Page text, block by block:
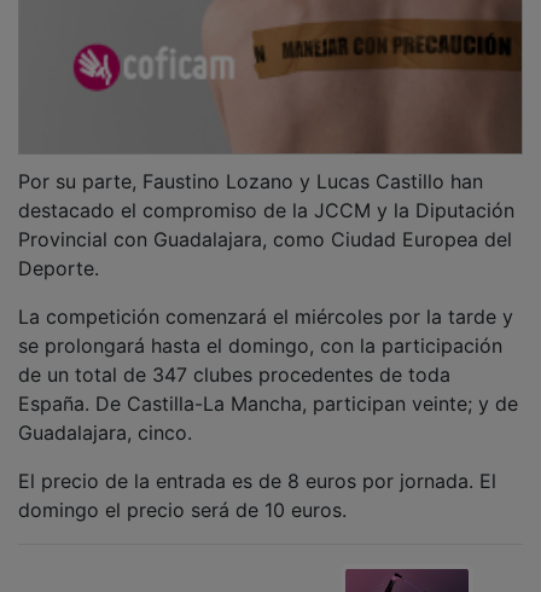
destacado el compromiso de la JCCM y la Diputación
Provincial con Guadalajara, como Ciudad Europea del
Deporte.
se prolongará hasta el domingo, con la participación
de un total de 347 clubes procedentes de toda
España. De Castilla-La Mancha, participan veinte; y de
Guadalajara, cinco.
domingo el precio será de 10 euros.